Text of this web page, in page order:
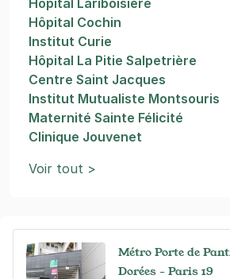
Métro Porte de
Dorées - Paris 19
Hôpital Lariboisière
Hôpital Cochin
Institut Curie
Hôpital La Pitie Salpetrière
Centre Saint Jacques
Institut Mutualiste Montsouris
Maternité Sainte Félicité
Clinique Jouvenet
Voir tout >